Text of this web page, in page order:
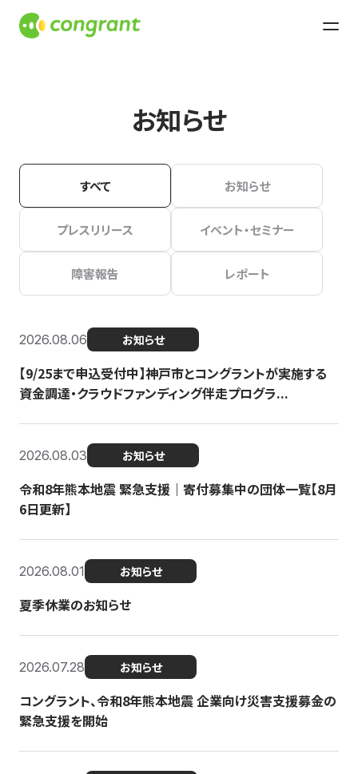
お知らせ
すべて お知らせ
プレスリリース イベント・セミナー
障害報告 レポート
2026.08.06 お知らせ
【9/25まで申込受付中】神戸市とコングラントが実施する
資金調達・クラウドファンディング伴走プログラ...
2026.08.03 お知らせ
令和8年熊本地震 緊急支援｜寄付募集中の団体一覧【8月
6日更新】
2026.08.01 お知らせ
夏季休業のお知らせ
2026.07.28 お知らせ
コングラント、令和8年熊本地震 企業向け災害支援募金の
緊急支援を開始